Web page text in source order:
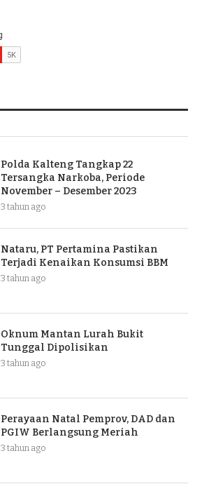
Polda Kalteng Tangkap 22
Tersangka Narkoba, Periode
November – Desember 2023
3 tahun ago
Nataru, PT Pertamina Pastikan
Terjadi Kenaikan Konsumsi BBM
3 tahun ago
Oknum Mantan Lurah Bukit
Tunggal Dipolisikan
3 tahun ago
Perayaan Natal Pemprov, DAD dan
PGIW Berlangsung Meriah
3 tahun ago